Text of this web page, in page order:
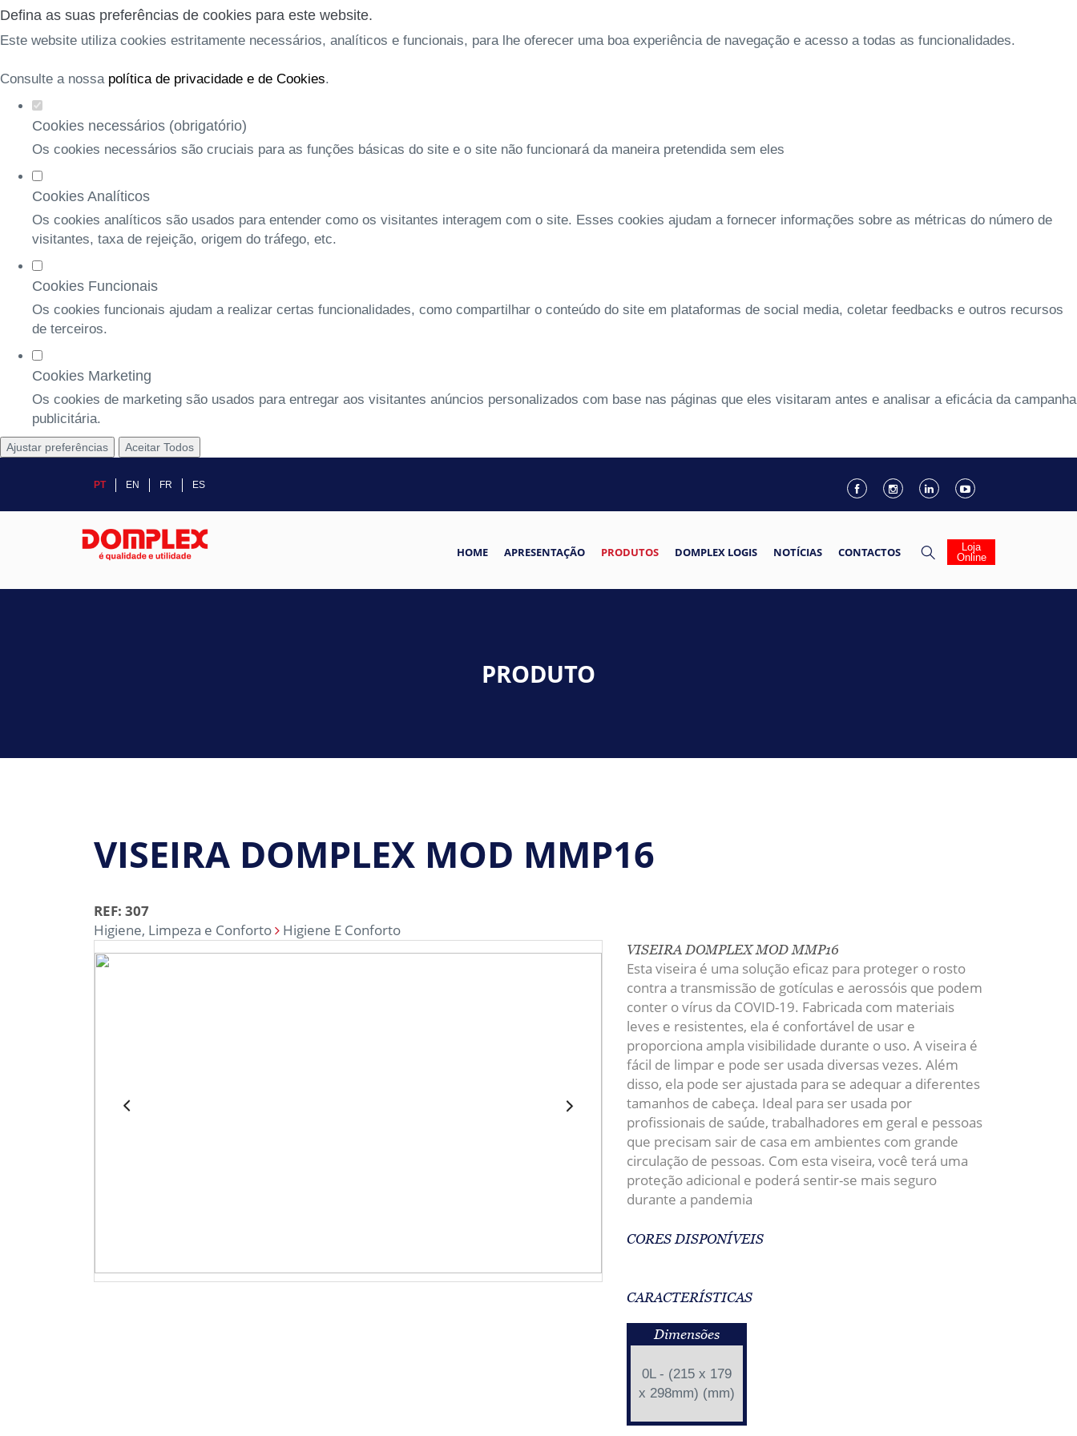
Defina as suas preferências de cookies para este website.
Este website utiliza cookies estritamente necessários, analíticos e funcionais, para lhe oferecer uma boa experiência de navegação e acesso a todas as funcionalidades.
Consulte a nossa política de privacidade e de Cookies.
Cookies necessários (obrigatório)
Os cookies necessários são cruciais para as funções básicas do site e o site não funcionará da maneira pretendida sem eles
Cookies Analíticos
Os cookies analíticos são usados para entender como os visitantes interagem com o site. Esses cookies ajudam a fornecer informações sobre as métricas do número de
visitantes, taxa de rejeição, origem do tráfego, etc.
Cookies Funcionais
Os cookies funcionais ajudam a realizar certas funcionalidades, como compartilhar o conteúdo do site em plataformas de social media, coletar feedbacks e outros recursos
de terceiros.
Cookies Marketing
Os cookies de marketing são usados para entregar aos visitantes anúncios personalizados com base nas páginas que eles visitaram antes e analisar a eficácia da campanha
publicitária.
Ajustar preferências Aceitar Todos
PT EN FR ES
HOME APRESENTAÇÃO PRODUTOS DOMPLEX LOGIS NOTÍCIAS CONTACTOS
Loja
Online
PRODUTO
VISEIRA DOMPLEX MOD MMP16
REF: 307
Higiene, Limpeza e Conforto
Higiene E Conforto
VISEIRA DOMPLEX MOD MMP16
Esta viseira é uma solução eficaz para proteger o rosto
contra a transmissão de gotículas e aerossóis que podem
conter o vírus da COVID-19. Fabricada com materiais
leves e resistentes, ela é confortável de usar e
proporciona ampla visibilidade durante o uso. A viseira é
fácil de limpar e pode ser usada diversas vezes. Além
disso, ela pode ser ajustada para se adequar a diferentes
tamanhos de cabeça. Ideal para ser usada por
profissionais de saúde, trabalhadores em geral e pessoas
que precisam sair de casa em ambientes com grande
circulação de pessoas. Com esta viseira, você terá uma
proteção adicional e poderá sentir-se mais seguro
durante a pandemia
CORES DISPONÍVEIS
CARACTERÍSTICAS
Dimensões
0L - (215 x 179
x 298mm) (mm)